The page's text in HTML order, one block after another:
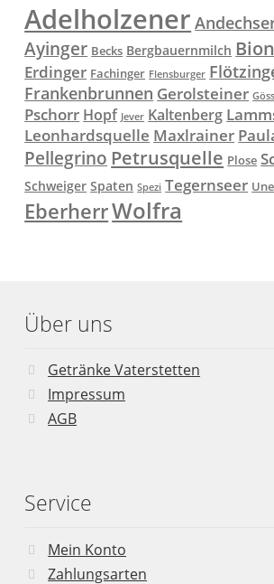
Adelholzener
Ayinger Becks Bergbauernmilch
Erdinger Fachinger Flensburger
Frankenbrunnen Gerolsteiner
Pschorr Hopf Jever Kaltenberg
Leonhardsquelle Maxlrainer
Pellegrino Petrusquelle Plose
Schweiger Spaten Spezi Tegernseer
EberherrWolfra
Über uns
Getränke Vaterstetten
Impressum
AGB
Service
Mein Konto
Zahlungsarten